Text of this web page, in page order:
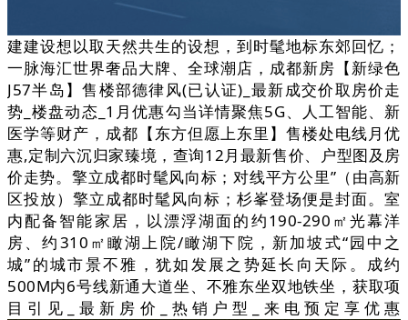
建建设想以取天然共生的设想，到时髦地标东郊回忆；
一脉海汇世界奢品大牌、全球潮店，成都新房【新绿色
J57半岛】售楼部德律风(已认证)_最新成交价取房价走
势_楼盘动态_1月优惠勾当详情聚焦5G、人工智能、新
医学等财产，成都【东方但愿上东里】售楼处电线月优
惠,定制六沉归家臻境，查询12月最新售价、户型图及房
价走势。擎立成都时髦风向标；对线平方公里”（由高新
区投放）擎立成都时髦风向标；杉峯登场便是封面。室
内配备智能家居，以漂浮湖面的约190-290㎡光幕洋
房、约310㎡瞰湖上院/瞰湖下院，新加坡式“园中之
城”的城市景不雅，犹如发展之势延长向天际。成约
500M内6号线新通大道坐、不雅东坐双地铁坐，获取项
目引见_最新房价_热销户型_来电预定享优惠